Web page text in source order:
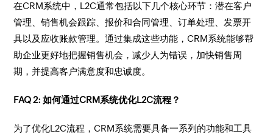
在CRM系统中，L2C通常包括以下几个核心环节：潜在客户
管理、销售机会跟踪、报价和合同管理、订单处理、发票开
具以及应收账款管理。通过集成这些功能，CRM系统能够帮
助企业更好地把握销售机会，减少人为错误，加快销售周
期，并提高客户满意度和忠诚度。
FAQ 2: 如何通过CRM系统优化L2C流程？
为了优化L2C流程，CRM系统需要具备一系列的功能和工具